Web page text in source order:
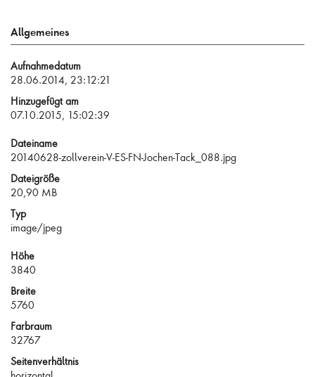
Allgemeines
Aufnahmedatum
28.06.2014, 23:12:21
Hinzugefügt am
07.10.2015, 15:02:39
Dateiname
20140628-zollverein-V-ES-FN-Jochen-Tack_088.jpg
Dateigröße
20,90 MB
Typ
image/jpeg
Höhe
3840
Breite
5760
Farbraum
32767
Seitenverhältnis